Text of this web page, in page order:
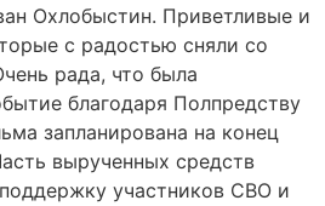
Охлобыстин. Приветливые и
с радостью сняли со
рада, что была
благодаря Полпредству
запланирована на конец
вырученных средств
участников СВО и